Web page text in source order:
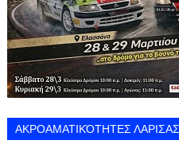
ΑΚΡΟΑΜΑΤΙΚΌΤΗΤΕΣ